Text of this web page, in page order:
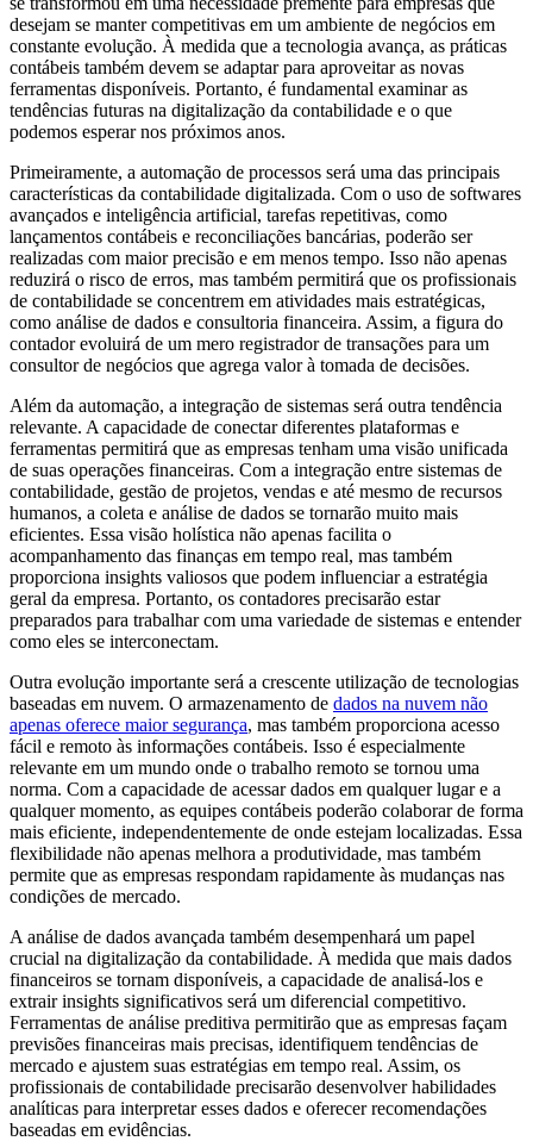
desejam se manter competitivas em um ambiente de negócios em
constante evolução. À medida que a tecnologia avança, as práticas
contábeis também devem se adaptar para aproveitar as novas
ferramentas disponíveis. Portanto, é fundamental examinar as
tendências futuras na digitalização da contabilidade e o que
podemos esperar nos próximos anos.
Primeiramente, a automação de processos será uma das principais
características da contabilidade digitalizada. Com o uso de softwares
avançados e inteligência artificial, tarefas repetitivas, como
lançamentos contábeis e reconciliações bancárias, poderão ser
realizadas com maior precisão e em menos tempo. Isso não apenas
reduzirá o risco de erros, mas também permitirá que os profissionais
de contabilidade se concentrem em atividades mais estratégicas,
como análise de dados e consultoria financeira. Assim, a figura do
contador evoluirá de um mero registrador de transações para um
consultor de negócios que agrega valor à tomada de decisões.
Além da automação, a integração de sistemas será outra tendência
relevante. A capacidade de conectar diferentes plataformas e
ferramentas permitirá que as empresas tenham uma visão unificada
de suas operações financeiras. Com a integração entre sistemas de
contabilidade, gestão de projetos, vendas e até mesmo de recursos
humanos, a coleta e análise de dados se tornarão muito mais
eficientes. Essa visão holística não apenas facilita o
acompanhamento das finanças em tempo real, mas também
proporciona insights valiosos que podem influenciar a estratégia
geral da empresa. Portanto, os contadores precisarão estar
preparados para trabalhar com uma variedade de sistemas e entender
como eles se interconectam.
Outra evolução importante será a crescente utilização de tecnologias
baseadas em nuvem. O armazenamento de dados na nuvem não
apenas oferece maior segurança, mas também proporciona acesso
fácil e remoto às informações contábeis. Isso é especialmente
relevante em um mundo onde o trabalho remoto se tornou uma
norma. Com a capacidade de acessar dados em qualquer lugar e a
qualquer momento, as equipes contábeis poderão colaborar de forma
mais eficiente, independentemente de onde estejam localizadas. Essa
flexibilidade não apenas melhora a produtividade, mas também
permite que as empresas respondam rapidamente às mudanças nas
condições de mercado.
A análise de dados avançada também desempenhará um papel
crucial na digitalização da contabilidade. À medida que mais dados
financeiros se tornam disponíveis, a capacidade de analisá-los e
extrair insights significativos será um diferencial competitivo.
Ferramentas de análise preditiva permitirão que as empresas façam
previsões financeiras mais precisas, identifiquem tendências de
mercado e ajustem suas estratégias em tempo real. Assim, os
profissionais de contabilidade precisarão desenvolver habilidades
analíticas para interpretar esses dados e oferecer recomendações
baseadas em evidências.